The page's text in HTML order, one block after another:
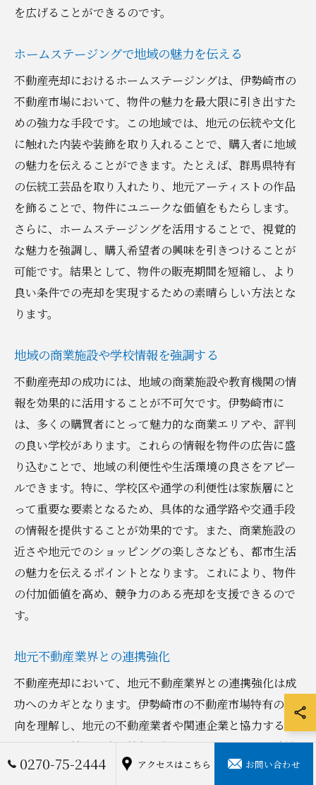
を広げることができるのです。
ホームステージングで地域の魅力を伝える
不動産売却におけるホームステージングは、伊勢崎市の
不動産市場において、物件の魅力を最大限に引き出すた
めの強力な手段です。この地域では、地元の伝統や文化
に触れた内装や装飾を取り入れることで、購入者に地域
の魅力を伝えることができます。たとえば、群馬県特有
の伝統工芸品を取り入れたり、地元アーティストの作品
を飾ることで、物件にユニークな価値をもたらします。
さらに、ホームステージングを活用することで、視覚的
な魅力を強調し、購入希望者の興味を引きつけることが
可能です。結果として、物件の販売期間を短縮し、より
良い条件での売却を実現するための素晴らしい方法とな
ります。
地域の商業施設や学校情報を強調する
不動産売却の成功には、地域の商業施設や教育機関の情
報を効果的に活用することが不可欠です。伊勢崎市に
は、多くの購買者にとって魅力的な商業エリアや、評判
の良い学校があります。これらの情報を物件の広告に盛
り込むことで、地域の利便性や生活環境の良さをアピー
ルできます。特に、学校区や通学の利便性は家族層にと
って重要な要素となるため、具体的な通学路や交通手段
の情報を提供することが効果的です。また、商業施設の
近さや地元でのショッピングの楽しさなども、都市生活
の魅力を伝えるポイントとなります。これにより、物件
の付加価値を高め、競争力のある売却を支援できるので
す。
地元不動産業界との連携強化
不動産売却において、地元不動産業界との連携強化は成
功へのカギとなります。伊勢崎市の不動産市場特有の動
向を理解し、地元の不動産業者や関連企業と協力するこ
とで、より精度の高い情報を得ることができます。地域
に根ざした深いネットワークを活用することで、潜在的
0270-75-2444 アクセスはこちら お問い合わせ